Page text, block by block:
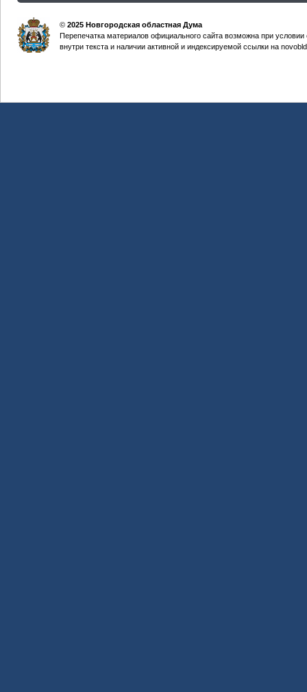
© 2025 Новгородская областная Дума
Перепечатка материалов официального сайта возможна при
внутри текста и наличии активной и индексируемой ссылки на